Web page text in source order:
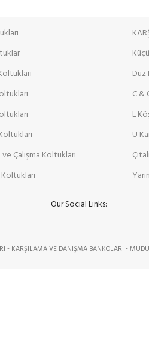
Çalışma Koltukları
Düz
C &
L
U
Our Social Links:
- KARŞILAMA VE DANIŞMA BANKOLARI -